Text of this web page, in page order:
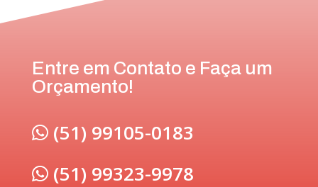
Entre em Contato e Faça um
Orçamento!
(51) 99105-0183
(51) 99323-9978